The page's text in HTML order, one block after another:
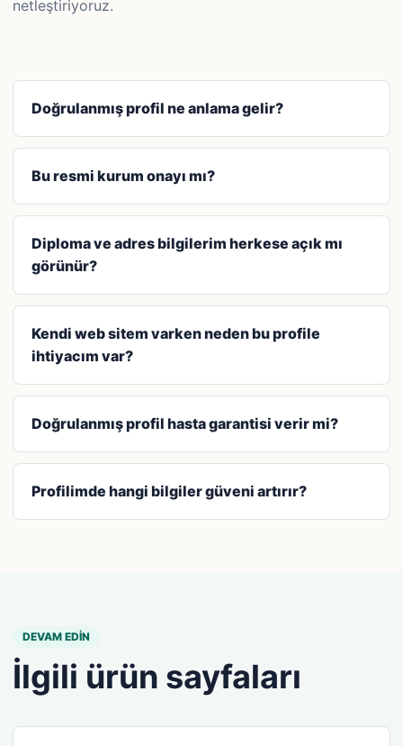
netleştiriyoruz.
Doğrulanmış profil ne anlama gelir?
Bu resmi kurum onayı mı?
Diploma ve adres bilgilerim herkese açık mı
görünür?
Kendi web sitem varken neden bu profile
ihtiyacım var?
Doğrulanmış profil hasta garantisi verir mi?
Profilimde hangi bilgiler güveni artırır?
DEVAM EDIN
İlgili ürün sayfaları